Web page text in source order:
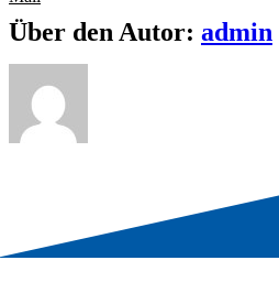
Über den Autor: admin